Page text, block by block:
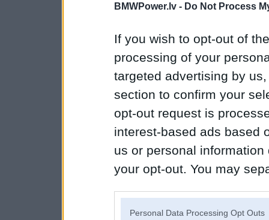
BMWPower.lv - Do Not Process
If you wish to opt-out of
processing of your
targeted advertising by
section to confirm your
opt-out request is
interest-based ads based
us or personal
your opt-out. You may
Personal Data Processing Opt Outs